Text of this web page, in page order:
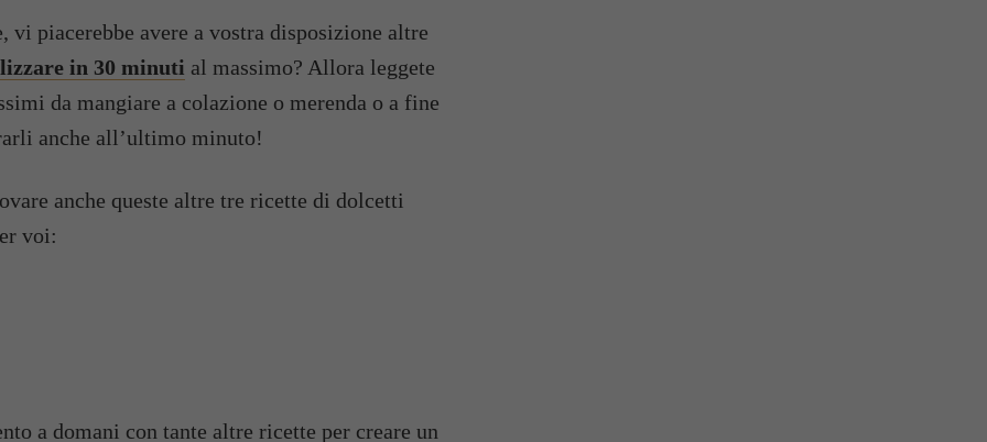
vi piacerebbe avere a vostra disposizione altre
in 30 minuti al massimo? Allora leggete
da mangiare a colazione o merenda o a fine
anche all’ultimo minuto!
anche queste altre tre ricette di dolcetti
voi:
a domani con tante altre ricette per creare un